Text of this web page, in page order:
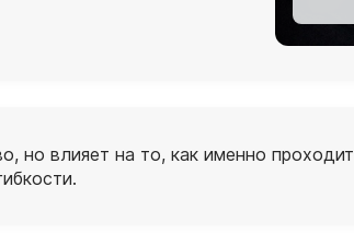
но влияет на то, как именно